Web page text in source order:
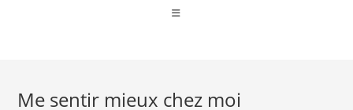
Me sentir mieux chez moi